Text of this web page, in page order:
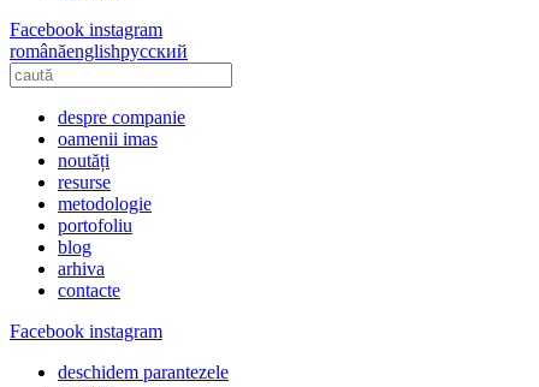
Facebook instagram
românăenglishрусский
despre companie
oamenii imas
noutăți
resurse
metodologie
portofoliu
blog
arhiva
contacte
Facebook instagram
deschidem parantezele